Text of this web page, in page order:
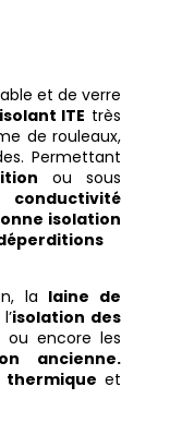
et de verre
isolant ITE très
de rouleaux,
Permettant
ou sous
conductivité
isolation
la laine de
isolation des
ou encore les
ancienne.
et